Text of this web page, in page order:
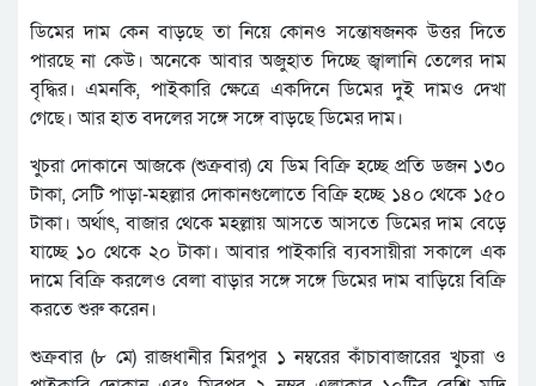
ডিমের দাম কেন বাড়ছে তা নিয়ে কোনও সন্তোষজনক উত্তর দিতে
পারছে না কেউ। অনেকে আবার অজুহাত দিচ্ছে জ্বালানি তেলের দাম
বৃদ্ধির। এমনকি, পাইকারি ক্ষেত্রে একদিনে ডিমের দুই দামও দেখা
গেছে। আর হাত বদলের সঙ্গে সঙ্গে বাড়ছে ডিমের দাম।
খুচরা দোকানে আজকে (শুক্রবার) যে ডিম বিক্রি হচ্ছে প্রতি ডজন ১৩০
টাকা, সেটি পাড়া-মহল্লার দোকানগুলোতে বিক্রি হচ্ছে ১৪০ থেকে ১৫০
টাকা। অর্থাৎ, বাজার থেকে মহল্লায় আসতে আসতে ডিমের দাম বেড়ে
যাচ্ছে ১০ থেকে ২০ টাকা। আবার পাইকারি ব্যবসায়ীরা সকালে এক
দামে বিক্রি করলেও বেলা বাড়ার সঙ্গে সঙ্গে ডিমের দাম বাড়িয়ে বিক্রি
করতে শুরু করেন।
শুক্রবার (৮ মে) রাজধানীর মিরপুর ১ নম্বরের কাঁচাবাজারের খুচরা ও